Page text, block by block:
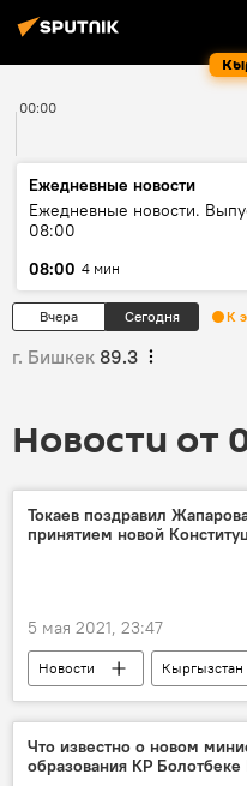
00:00
Ежедневные новости
Ежедневные новости.
08:00
08:00 4 мин
Вчера Сегодня К
г. Бишкек 89.3
Новости от
Токаев поздравил
принятием новой
5 мая 2021, 23:47
Новости Кыргызстан
В мире
Политика
поздравления
Что известно о новом
образования КР